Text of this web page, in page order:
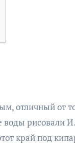
отличный от
воды рисовали
край под